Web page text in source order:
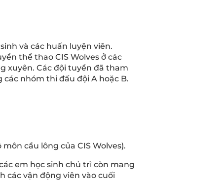
và các huấn luyện viên.
thể thao CIS Wolves ở các
xuyên. Các đội tuyển đã tham
nhóm thi đấu đội A hoặc B.
cầu lông của CIS Wolves).
em học sinh chủ trì còn mang
các vận động viên vào cuối